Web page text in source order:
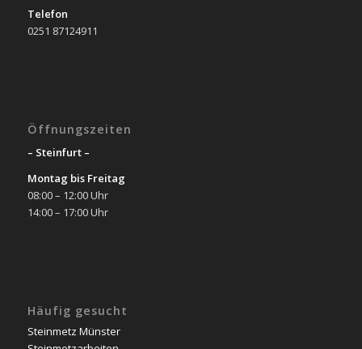
Telefon
0251 87124911
Öffnungszeiten
– Steinfurt –
Montag bis Freitag
08:00 – 12:00 Uhr
14:00 – 17:00 Uhr
Häufig gesucht
Steinmetz Münster